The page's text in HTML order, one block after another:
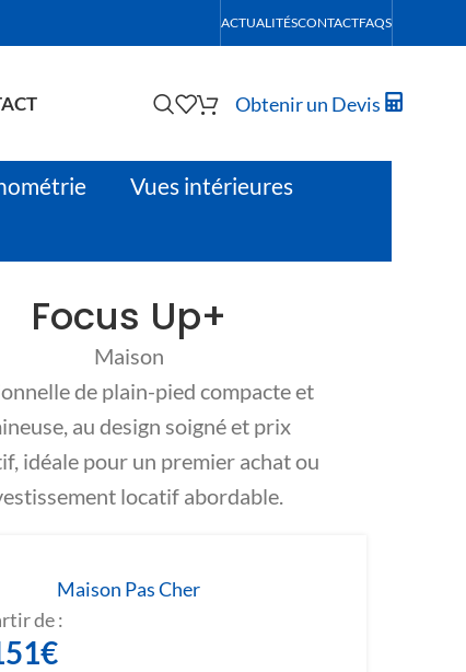
ACTUALITÉSCONTACTFAQS
Obtenir un Devis
Vues intérieures
Focus Up+
Maison
de plain-pied compacte et
au design soigné et prix
idéale pour un premier achat ou
locatif abordable.
Maison Pas Cher
de :
€